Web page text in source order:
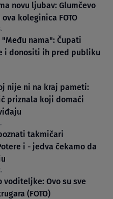
novu ljubav: Glumčevo
koleginica FOTO
"Među nama": Čupati
i donositi ih pred publiku
nije ni na kraj pameti:
priznala koji domaći
takmičari
i - jedva čekamo da
voditeljke: Ovo su sve
(FOTO)